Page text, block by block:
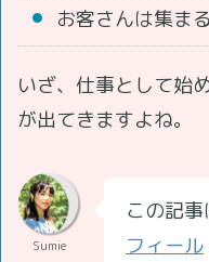
お客さんは集ま
いざ、仕事として始
が出てきますよね。
Sumie
この記事
フィール